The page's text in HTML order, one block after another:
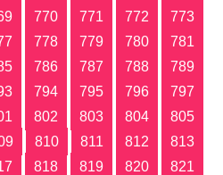
770 771 772
773
778 779 780
781
786 787 788
789
794 795 796
797
802 803 804
805
810 811 812
813
818 819 820
821